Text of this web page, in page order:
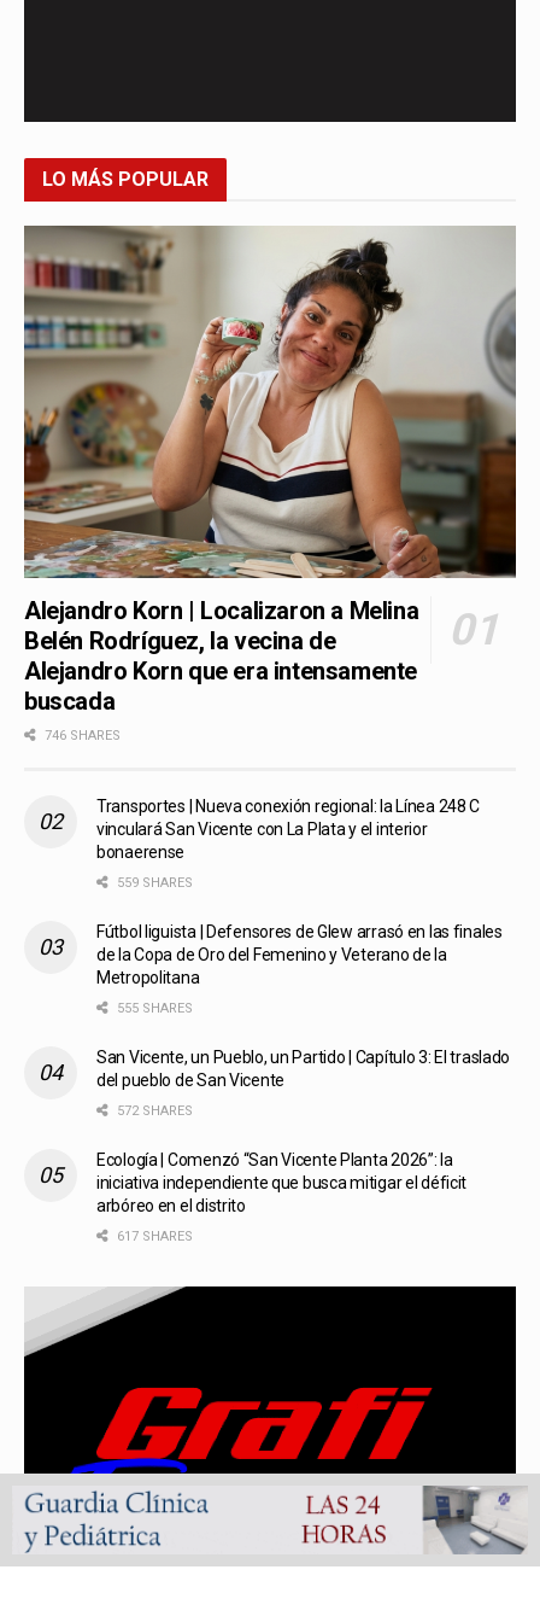
LO MÁS POPULAR
Alejandro Korn | Localizaron a Melina
Belén Rodríguez, la vecina de
Alejandro Korn que era intensamente
buscada
746 SHARES
Transportes | Nueva conexión regional: la Línea 248 C
vinculará San Vicente con La Plata y el interior
bonaerense
559 SHARES
Fútbol liguista | Defensores de Glew arrasó en las finales
de la Copa de Oro del Femenino y Veterano de la
Metropolitana
555 SHARES
San Vicente, un Pueblo, un Partido | Capítulo 3: El traslado
del pueblo de San Vicente
572 SHARES
Ecología | Comenzó “San Vicente Planta 2026”: la
iniciativa independiente que busca mitigar el déficit
arbóreo en el distrito
617 SHARES